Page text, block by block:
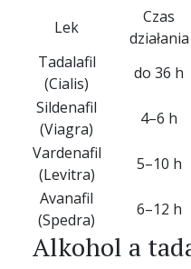
Lek
Czas
działania
Tadalafil
(Cialis)
do 36 h
Sildenafil
(Viagra)
4–6 h
Vardenafil
(Levitra)
5–10 h
Avanafil
(Spedra)
6–12 h
Alkohol a